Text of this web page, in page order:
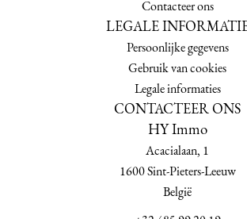
Contacteer ons
LEGALE
Persoonlijke gegevens
Gebruik van cookies
Legale informaties
CONTACTEER ONS
HY Immo
Acacialaan, 1
1600Sint-Pieters-Leeuw
België